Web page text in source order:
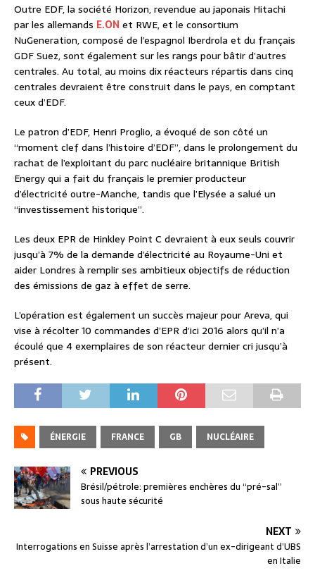
Outre EDF, la société Horizon, revendue au japonais Hitachi
par les allemands E.ON et RWE, et le consortium
NuGeneration, composé de l’espagnol Iberdrola et du français
GDF Suez, sont également sur les rangs pour bâtir d’autres
centrales. Au total, au moins dix réacteurs répartis dans cinq
centrales devraient être construit dans le pays, en comptant
ceux d’EDF.
Le patron d’EDF, Henri Proglio, a évoqué de son côté un
“moment clef dans l’histoire d’EDF”, dans le prolongement du
rachat de l’exploitant du parc nucléaire britannique British
Energy qui a fait du français le premier producteur
d’électricité outre-Manche, tandis que l’Elysée a salué un
“investissement historique”.
Les deux EPR de Hinkley Point C devraient à eux seuls couvrir
jusqu’à 7% de la demande d’électricité au Royaume-Uni et
aider Londres à remplir ses ambitieux objectifs de réduction
des émissions de gaz à effet de serre.
L’opération est également un succès majeur pour Areva, qui
vise à récolter 10 commandes d’EPR d’ici 2016 alors qu’il n’a
écoulé que 4 exemplaires de son réacteur dernier cri jusqu’à
présent.
ÉNERGIE FRANCE GB NUCLÉAIRE
PREVIOUS
Brésil/pétrole: premières enchères du “pré-sal”
sous haute sécurité
NEXT
Interrogations en Suisse après l’arrestation d’un ex-dirigeant d’UBS
en Italie